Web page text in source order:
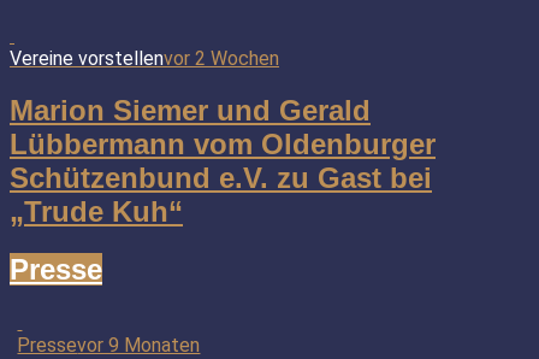
Vereine vorstellenvor 2 Wochen
Marion Siemer und Gerald
Lübbermann vom Oldenburger
Schützenbund e.V. zu Gast bei
„Trude Kuh“
Presse
Pressevor 9 Monaten